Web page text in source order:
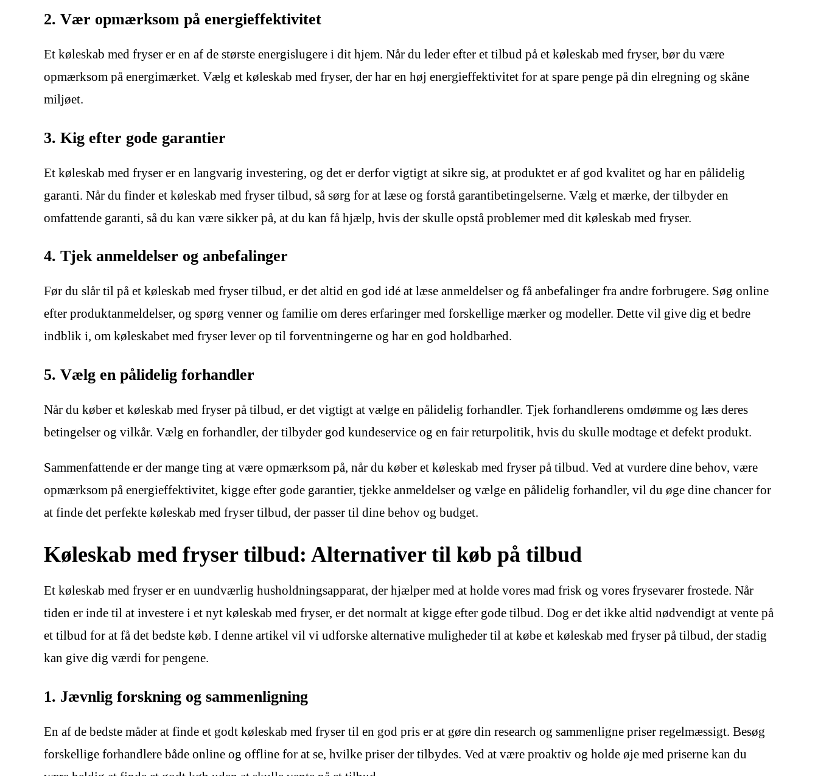
2. Vær opmærksom på energieffektivitet
Et køleskab med fryser er en af de største energislugere i dit hjem. Når du leder efter et tilbud på et køleskab med fryser, bør du være
opmærksom på energimærket. Vælg et køleskab med fryser, der har en høj energieffektivitet for at spare penge på din elregning og skåne
miljøet.
3. Kig efter gode garantier
Et køleskab med fryser er en langvarig investering, og det er derfor vigtigt at sikre sig, at produktet er af god kvalitet og har en pålidelig
garanti. Når du finder et køleskab med fryser tilbud, så sørg for at læse og forstå garantibetingelserne. Vælg et mærke, der tilbyder en
omfattende garanti, så du kan være sikker på, at du kan få hjælp, hvis der skulle opstå problemer med dit køleskab med fryser.
4. Tjek anmeldelser og anbefalinger
Før du slår til på et køleskab med fryser tilbud, er det altid en god idé at læse anmeldelser og få anbefalinger fra andre forbrugere. Søg online
efter produktanmeldelser, og spørg venner og familie om deres erfaringer med forskellige mærker og modeller. Dette vil give dig et bedre
indblik i, om køleskabet med fryser lever op til forventningerne og har en god holdbarhed.
5. Vælg en pålidelig forhandler
Når du køber et køleskab med fryser på tilbud, er det vigtigt at vælge en pålidelig forhandler. Tjek forhandlerens omdømme og læs deres
betingelser og vilkår. Vælg en forhandler, der tilbyder god kundeservice og en fair returpolitik, hvis du skulle modtage et defekt produkt.
Sammenfattende er der mange ting at være opmærksom på, når du køber et køleskab med fryser på tilbud. Ved at vurdere dine behov, være
opmærksom på energieffektivitet, kigge efter gode garantier, tjekke anmeldelser og vælge en pålidelig forhandler, vil du øge dine chancer for
at finde det perfekte køleskab med fryser tilbud, der passer til dine behov og budget.
Køleskab med fryser tilbud: Alternativer til køb på tilbud
Et køleskab med fryser er en uundværlig husholdningsapparat, der hjælper med at holde vores mad frisk og vores frysevarer frostede. Når
tiden er inde til at investere i et nyt køleskab med fryser, er det normalt at kigge efter gode tilbud. Dog er det ikke altid nødvendigt at vente på
et tilbud for at få det bedste køb. I denne artikel vil vi udforske alternative muligheder til at købe et køleskab med fryser på tilbud, der stadig
kan give dig værdi for pengene.
1. Jævnlig forskning og sammenligning
En af de bedste måder at finde et godt køleskab med fryser til en god pris er at gøre din research og sammenligne priser regelmæssigt. Besøg
forskellige forhandlere både online og offline for at se, hvilke priser der tilbydes. Ved at være proaktiv og holde øje med priserne kan du